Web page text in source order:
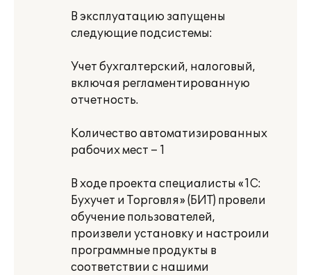
В эксплуатацию запущены
следующие подсистемы:
Учет бухгалтерский, налоговый,
включая регламентированную
отчетность.
Количество автоматизированных
рабочих мест – 1
В ходе проекта специалисты «1С:
Бухучет и Торговля» (БИТ) провели
обучение пользователей,
произвели установку и настроили
программные продукты в
соответствии с нашими